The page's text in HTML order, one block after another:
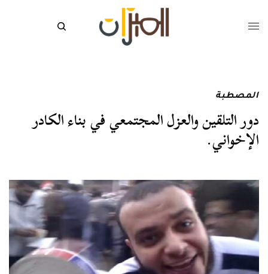
المصطبة
دور التلقين والعزل المجتمعي في بناء الكادر
الإخواني.